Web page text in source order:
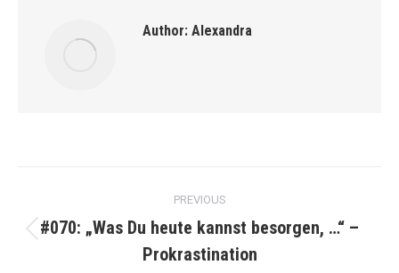
Author: Alexandra
navigation
PREVIOUS
post:
#070: „Was Du heute kannst besorgen, …“ –
Prokrastination